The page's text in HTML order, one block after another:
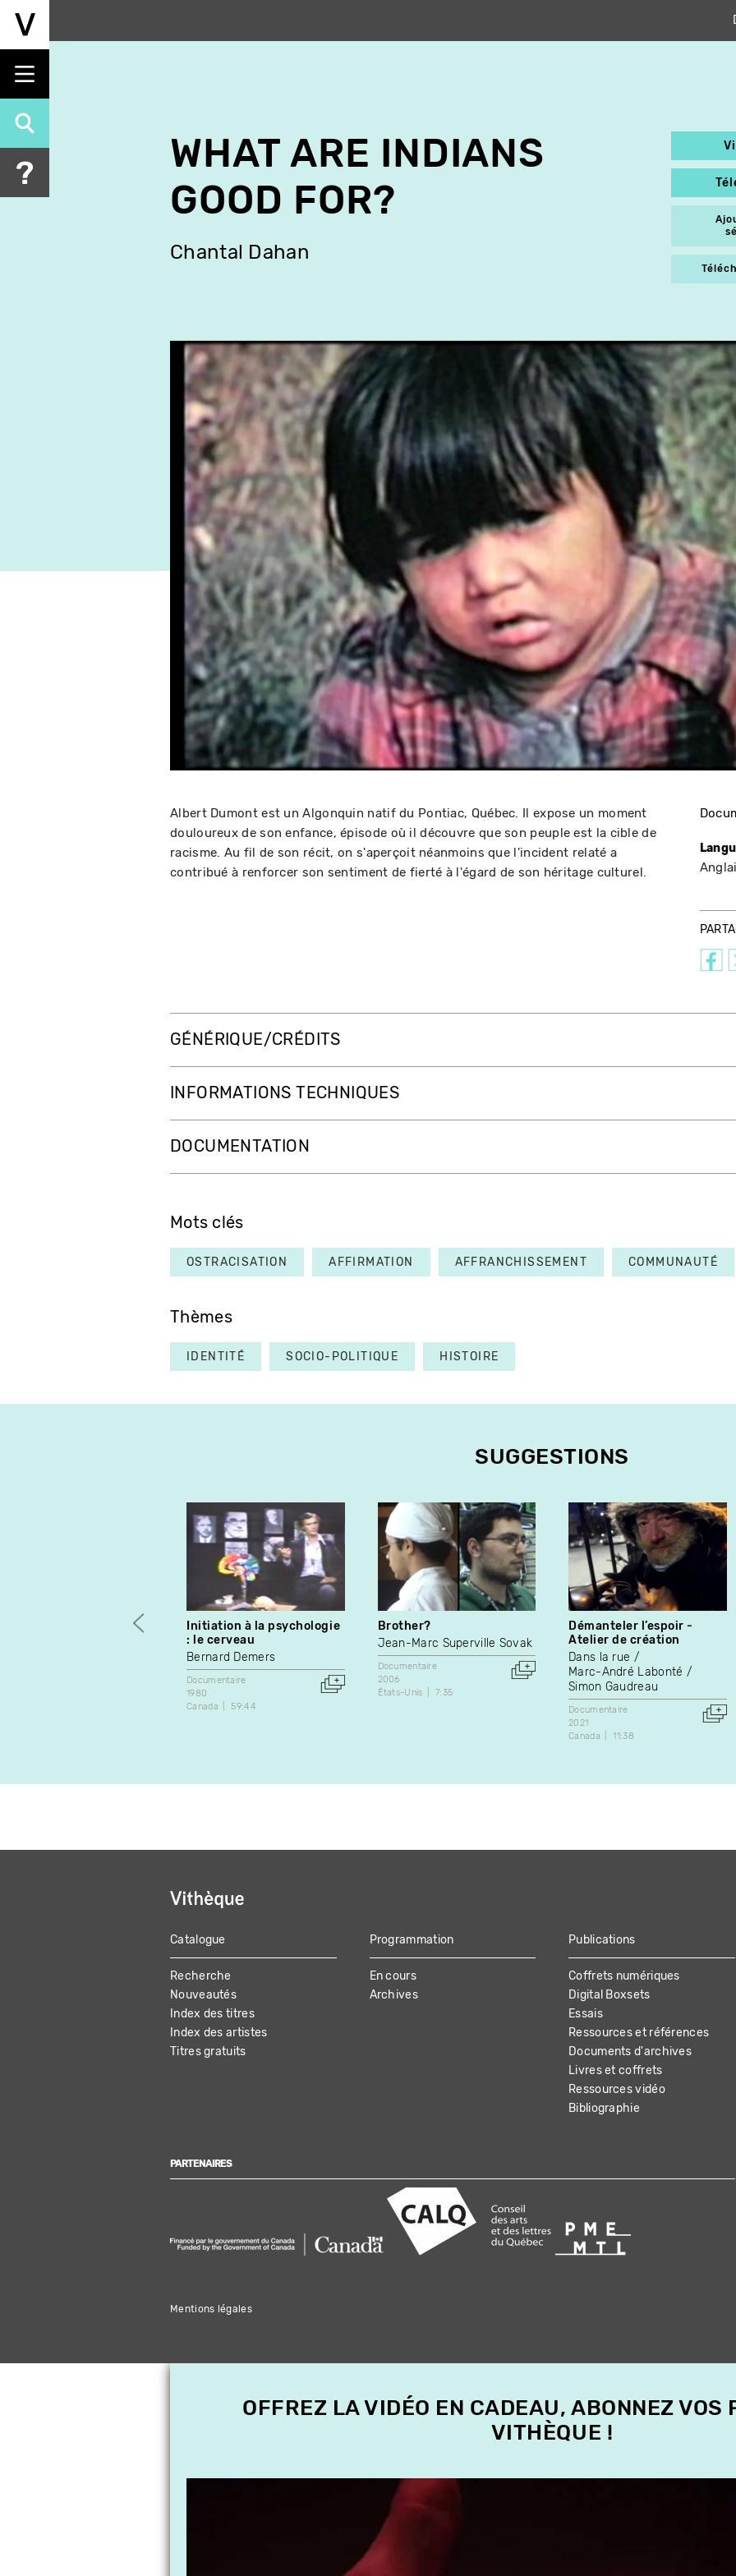
Aller
principal
WHAT ARE INDIANS
GOOD FOR?
Chantal Dahan
Albert Dumont est un Algonquin natif du Pontiac, Québec. Il expose un moment
douloureux de son enfance, épisode où il découvre que son peuple est la cible de
racisme. Au fil de son récit, on s'aperçoit néanmoins que l'incident relaté a
contribué à renforcer son sentiment de fierté à l'égard de son héritage culturel.
GÉNÉRIQUE/CRÉDITS
INFORMATIONS TECHNIQUES
DOCUMENTATION
Mots clés
OSTRACISATION AFFIRMATION AFFRANCHISSEMENT COMMUNAUTÉ
Thèmes
IDENTITÉ SOCIO-POLITIQUE HISTOIRE
SUGGESTIONS
Initiation à la psychologie
: le cerveau
Bernard Demers
Documentaire
1980
Canada
59:44
Brother?
Jean-Marc Superville Sovak
Documentaire
2006
États-Unis
7:35
Démanteler l’espoir -
Atelier de création
Dans la rue
Marc-André Labonté
Simon Gaudreau
Documentaire
2021
Canada
11:38
MAIN
NAVIGATION
Catalogue
Recherche
Nouveautés
Index des titres
Index des artistes
Titres gratuits
Programmation
En cours
Archives
Publications
Coffrets numériques
Digital Boxsets
Essais
Ressources et références
Documents d'archives
Livres et coffrets
Ressources vidéo
Bibliographie
PARTENAIRES
Mentions légales
OFFREZ LA VIDÉO EN CADEAU, ABONNEZ VOS
VITHÈQUE !